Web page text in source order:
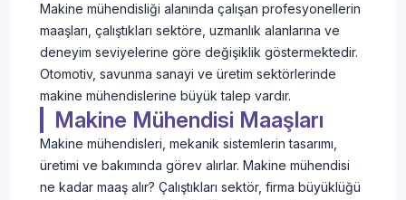
Makine mühendisliği alanında çalışan profesyonellerin
maaşları, çalıştıkları sektöre, uzmanlık alanlarına ve
deneyim seviyelerine göre değişiklik göstermektedir.
Otomotiv, savunma sanayi ve üretim sektörlerinde
makine mühendislerine büyük talep vardır.
Makine Mühendisi Maaşları
Makine mühendisleri, mekanik sistemlerin tasarımı,
üretimi ve bakımında görev alırlar. Makine mühendisi
ne kadar maaş alır? Çalıştıkları sektör, firma büyüklüğü